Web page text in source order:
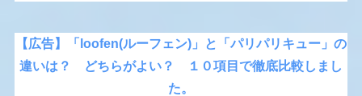
【広告】「loofen(ルーフェン)」と「パリパリキュー」の
違いは？ どちらがよい？ １０項目で徹底比較しまし
た。